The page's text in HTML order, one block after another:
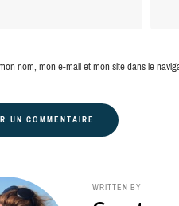
nom, mon e-mail et mon site dans le
WRITTEN BY